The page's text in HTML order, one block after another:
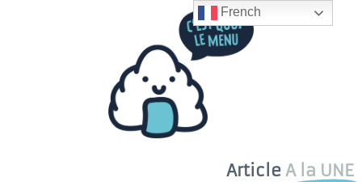
Article A la UNE
French